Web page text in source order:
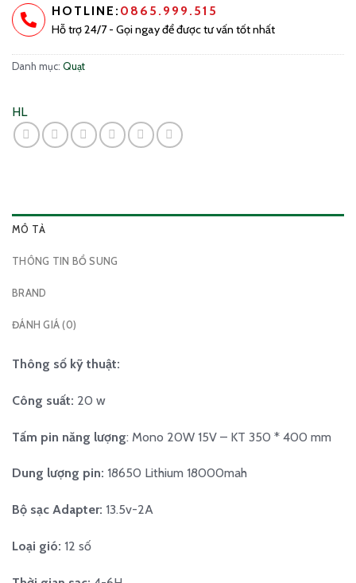
HOTLINE: 0865.999.515
Hỗ trợ 24/7 - Gọi ngay để được tư vấn tốt nhất
Danh mục: Quạt
HL
MÔ TẢ
THÔNG TIN BỔ SUNG
BRAND
ĐÁNH GIÁ (0)
Thông số kỹ thuật:
Công suất: 20 w
Tấm pin năng lượng: Mono 20W 15V – KT 350 * 400 mm
Dung lượng pin: 18650 Lithium 18000mah
Bộ sạc Adapter: 13.5v-2A
Loại gió: 12 số